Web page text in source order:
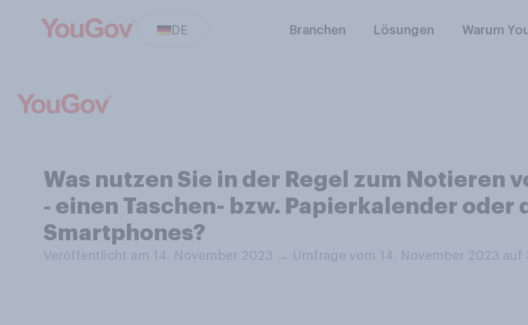
DE Branchen Lösungen Warum
Was nutzen Sie in der Regel zum Notieren
‑ einen Taschen- bzw. Papierkalender
Smartphones?
Veröffentlicht am 14. November 2023 → Umfrage vom 14. November 2023 auf